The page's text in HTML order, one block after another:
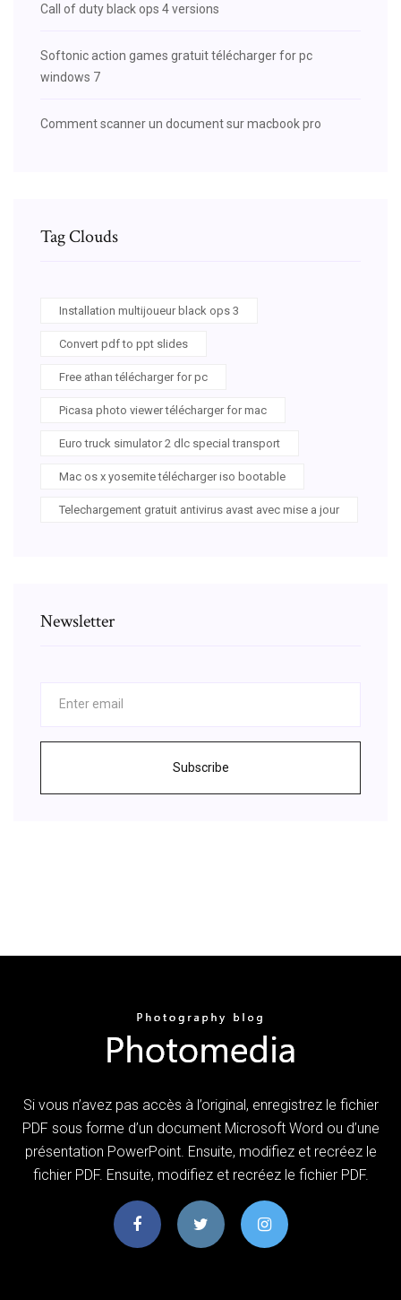
Call of duty black ops 4 versions
Softonic action games gratuit télécharger for pc
windows 7
Comment scanner un document sur macbook pro
Tag Clouds
Installation multijoueur black ops 3
Convert pdf to ppt slides
Free athan télécharger for pc
Picasa photo viewer télécharger for mac
Euro truck simulator 2 dlc special transport
Mac os x yosemite télécharger iso bootable
Telechargement gratuit antivirus avast avec mise a jour
Newsletter
Subscribe
Si vous n’avez pas accès à l’original, enregistrez le fichier
PDF sous forme d’un document Microsoft Word ou d’une
présentation PowerPoint. Ensuite, modifiez et recréez le
fichier PDF. Ensuite, modifiez et recréez le fichier PDF.